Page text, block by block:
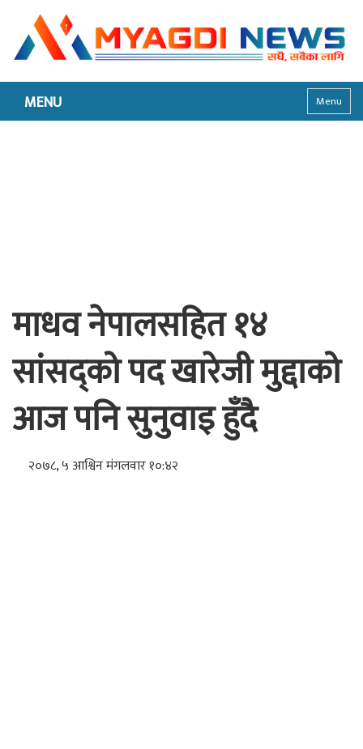
MENU Menu
माधव नेपालसहित १४
सांसद्को पद खारेजी मुद्दाको
आज पनि सुनुवाइ हुँदै
२०७८, ५ आश्विन मंगलवार १०:४२